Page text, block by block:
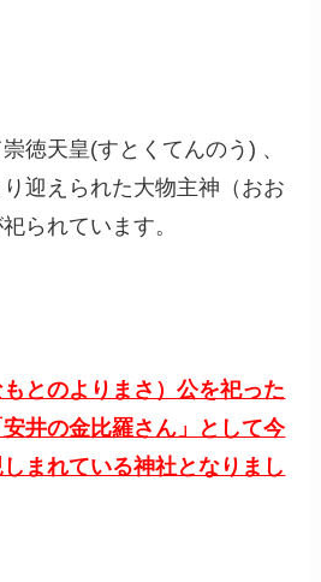
徳天皇(すとくてんのう) 、
迎えられた大物主神（おお
られています。
とのよりまさ）公を祀った
井の金比羅さん」として今
まれている神社となりまし